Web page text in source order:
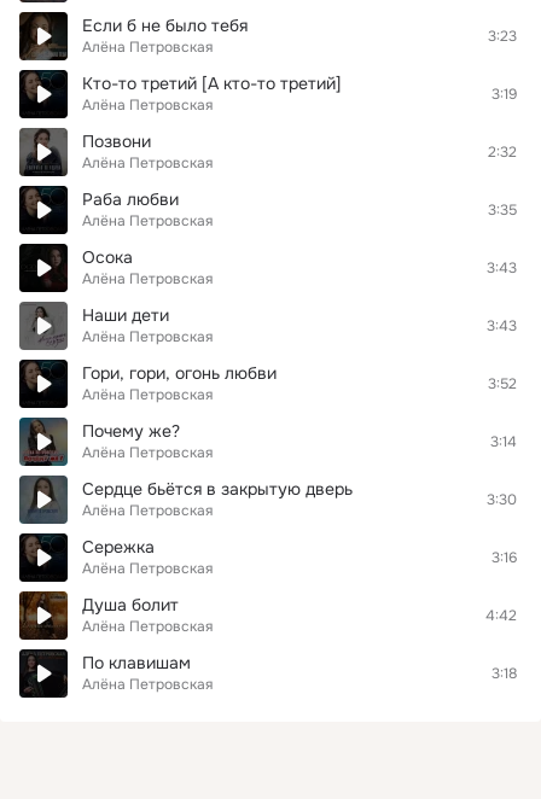
Если б не было тебя
Алёна Петровская
3:23
Кто-то третий [А кто-то третий]
Алёна Петровская
3:19
Позвони
Алёна Петровская
2:32
Раба любви
Алёна Петровская
3:35
Осока
Алёна Петровская
3:43
Наши дети
Алёна Петровская
3:43
Гори, гори, огонь любви
Алёна Петровская
3:52
Почему же?
Алёна Петровская
3:14
Сердце бьётся в закрытую дверь
Алёна Петровская
3:30
Сережка
Алёна Петровская
3:16
Душа болит
Алёна Петровская
4:42
По клавишам
Алёна Петровская
3:18